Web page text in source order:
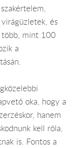
és
több, mint 100
a
oka, hogy a
hanem
kell róla,
is. Fontos a